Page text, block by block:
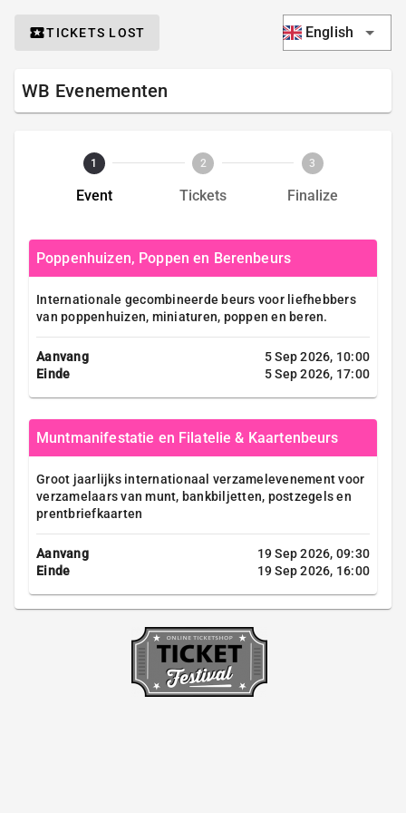
TICKETS LOST English
WB Evenementen
1
Event
2
Tickets
3
Finalize
Poppenhuizen, Poppen en Berenbeurs
Internationale gecombineerde beurs voor liefhebbers
van poppenhuizen, miniaturen, poppen en beren.
Aanvang
5 Sep 2026, 10:00
Einde
5 Sep 2026, 17:00
Muntmanifestatie en Filatelie & Kaartenbeurs
Groot jaarlijks internationaal verzamelevenement voor
verzamelaars van munt, bankbiljetten, postzegels en
prentbriefkaarten
Aanvang
19 Sep 2026, 09:30
Einde
19 Sep 2026, 16:00